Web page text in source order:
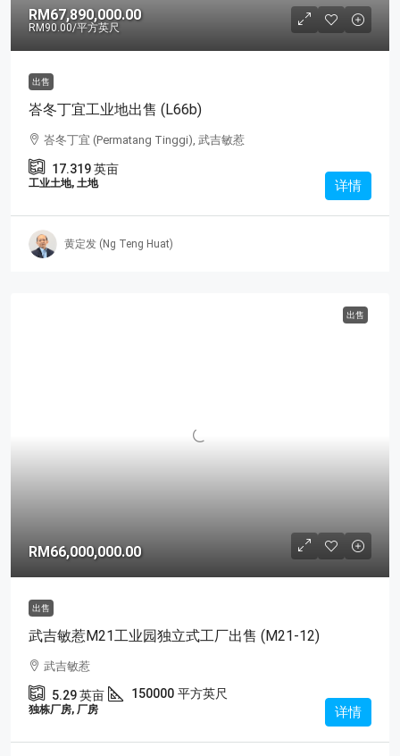
RM67,890,000.00
RM90.00/平方英尺
出售
峇冬丁宜工业地出售 (L66b)
峇冬丁宜 (Permatang Tinggi), 武吉敏惹
17.319英亩
工业土地, 土地 详情
黄定发 (Ng Teng Huat)
出售
RM66,000,000.00
出售
武吉敏惹M21工业园独立式工厂出售 (M21-12)
武吉敏惹
5.29英亩 150000 平方英尺
独栋厂房, 厂房 详情